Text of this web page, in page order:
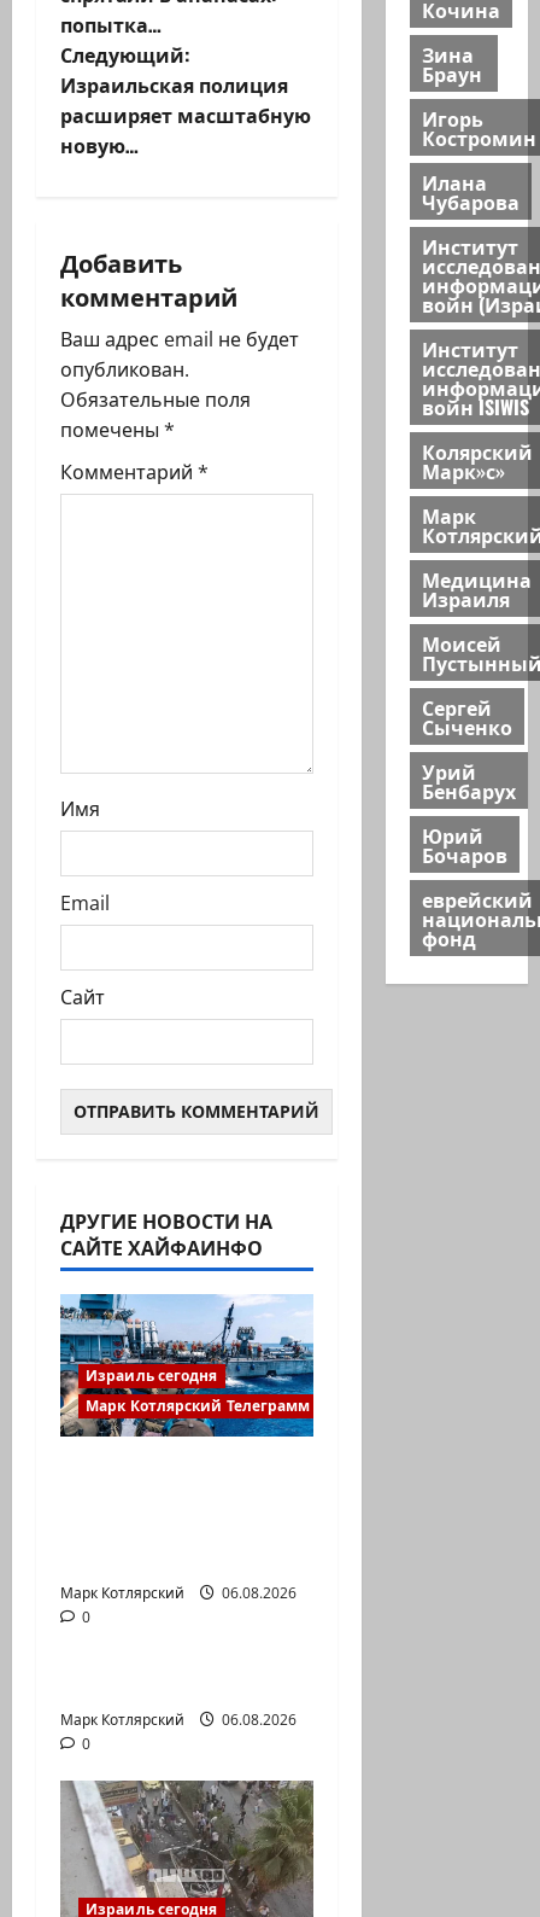
в
и
г
ц
и
я
з
а
п
попытка…
Следующий:
Израильская полиция
расширяет масштабную
новую…
Добавить
комментарий
Ваш адрес email не будет
опубликован.
Обязательные поля
помечены *
Комментарий *
Имя
Email
Сайт
ДРУГИЕ НОВОСТИ НА
САЙТЕ ХАЙФАИНФО
Израиль сегодня
Марк Котлярский Телеграмм Канал
Марк Котлярский
06.08.2026
0
Израиль сегодня
Марк Котлярский Телеграмм Канал
Марк Котлярский
06.08.2026
0
Израиль сегодня
Кочина
Зина
Браун
Игорь
Костромин
Илана
Чубарова
Институт
войн
Институт
войн ISIWIS
Колярский
Марк»с»
Марк
Медицина
Израиля
Моисей
Сергей
Сыченко
Урий
Бенбарух
Юрий
Бочаров
еврейский
фонд